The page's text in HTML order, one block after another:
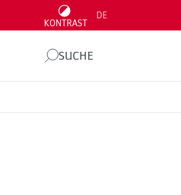
KONTRAST
DE
SUCHE